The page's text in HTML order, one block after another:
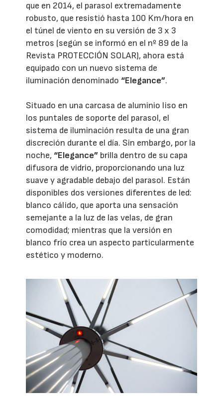
que en 2014, el parasol extremadamente
robusto, que resistió hasta 100 Km/hora en
el túnel de viento en su versión de 3 x 3
metros (según se informó en el nº 89 de la
Revista PROTECCIÓN SOLAR), ahora está
equipado con un nuevo sistema de
iluminación denominado “Elegance”.
Situado en una carcasa de aluminio liso en
los puntales de soporte del parasol, el
sistema de iluminación resulta de una gran
discreción durante el día. Sin embargo, por la
noche, “Elegance” brilla dentro de su capa
difusora de vidrio, proporcionando una luz
suave y agradable debajo del parasol. Están
disponibles dos versiones diferentes de led:
blanco cálido, que aporta una sensación
semejante a la luz de las velas, de gran
comodidad; mientras que la versión en
blanco frío crea un aspecto particularmente
estético y moderno.